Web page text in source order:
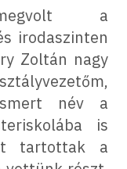
a
irodaszinten
Zoltán nagy
név a
is
tartottak a